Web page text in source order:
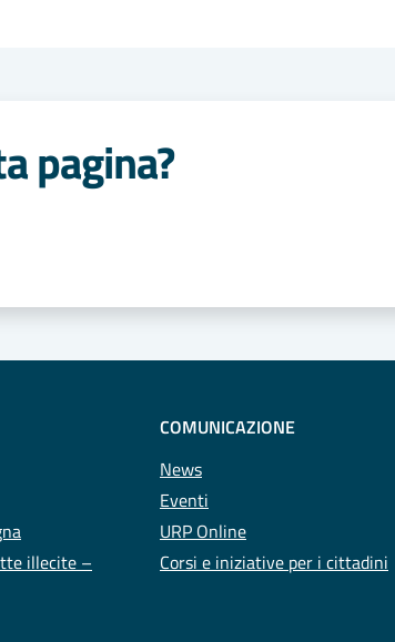
pagina?
illecite –
COMUNICAZIONE
News
Eventi
URP Online
Corsi e iniziative per i cittadini